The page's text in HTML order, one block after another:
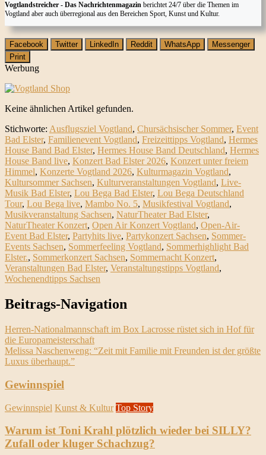
Vogtlandstreicher - Das Nachrichtenmagazin berichtet 24/7 über die Themen im
Vogtland aber auch überregional aus den Bereichen Sport, Kunst und Kultur.
Facebook Twitter LinkedIn Reddit WhatsApp
Messenger
Print
Werbung
Keine ähnlichen Artikel gefunden.
Stichworte: Ausflugsziel Vogtland, Chursächsischer Sommer, Event
Bad Elster, Familienevent Vogtland, Freizeittipps Vogtland, Hermes
House Band Bad Elster, Hermes House Band Deutschland, Hermes
House Band live, Konzert Bad Elster 2026, Konzert unter freiem
Himmel, Konzerte Vogtland 2026, Kulturmagazin Vogtland,
Kultursommer Sachsen, Kulturveranstaltungen Vogtland, Live-
Musik Bad Elster, Lou Bega Bad Elster, Lou Bega Deutschland
Tour, Lou Bega live, Mambo No. 5, Musikfestival Vogtland,
Musikveranstaltung Sachsen, NaturTheater Bad Elster,
NaturTheater Konzert, Open Air Konzert Vogtland, Open-Air-
Event Bad Elster, Partyhits live, Partykonzert Sachsen, Sommer-
Events Sachsen, Sommerfeeling Vogtland, Sommerhighlight Bad
Elster., Sommerkonzert Sachsen, Sommernacht Konzert,
Veranstaltungen Bad Elster, Veranstaltungstipps Vogtland,
Wochenendtipps Sachsen
Beitrags-Navigation
Herren-Nationalmannschaft im Box Lacrosse rüstet sich in Hof für
die Europameisterschaft
Melissa Naschenweng: “Zeit mit Familie mit Freunden ist der größte
Luxus überhaupt.”
Gewinnspiel
Gewinnspiel Kunst & Kultur Top Story
Warum ist Toni Krahl plötzlich wieder bei SILLY?
Zufall oder kluger Schachzug?